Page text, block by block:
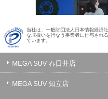
当社は、一般財団法人日本情報経済
な取扱いを行なう事業者に付与され
ています。
MEGA SUV 春日井店
MEGA SUV 知立店